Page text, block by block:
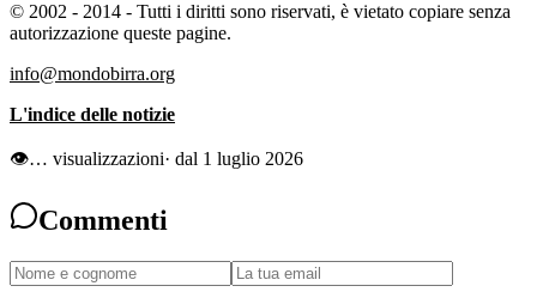
© 2002 - 2014 - Tutti i diritti sono riservati, è vietato copiare senza
autorizzazione queste pagine.
info@mondobirra.org
L'indice delle notizie
👁… visualizzazioni· dal 1 luglio 2026
Commenti